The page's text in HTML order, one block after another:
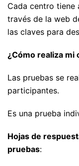
Cada centro tiene
través de la web
las claves para
¿Cómo realiza mi
Las pruebas se
participantes.
Es una prueba
Hojas de
pruebas: